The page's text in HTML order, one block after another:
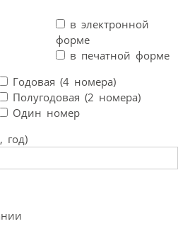
в электронной
форме
в печатной форме
Годовая (4 номера)
Полугодовая (2 номера)
Один номер
год)